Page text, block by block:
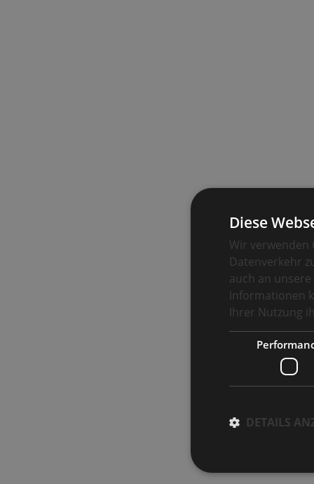
Diese
Wir verwenden
Datenverkehr
auch an
Informationen
Ihrer Nutzung
DETAILS